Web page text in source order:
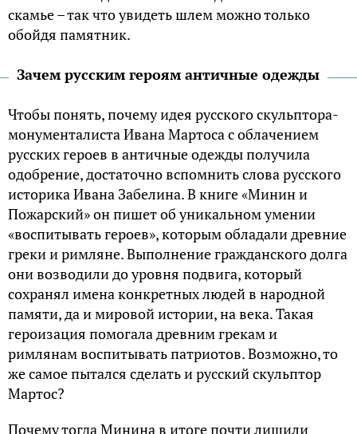
скамье – так что увидеть шлем можно только
обойдя памятник.
Зачем русским героям античные одежды
Чтобы понять, почему идея русского скульптора-
монументалиста Ивана Мартоса с облачением
русских героев в античные одежды получила
одобрение, достаточно вспомнить слова русского
историка Ивана Забелина. В книге «Минин и
Пожарский» он пишет об уникальном умении
«воспитывать героев», которым обладали древние
греки и римляне. Выполнение гражданского долга
они возводили до уровня подвига, который
сохранял имена конкретных людей в народной
памяти, да и мировой истории, на века. Такая
героизация помогала древним грекам и
римлянам воспитывать патриотов. Возможно, то
же самое пытался сделать и русский скульптор
Мартос?
Почему тогда Минина в итоге почти лишили